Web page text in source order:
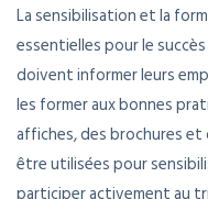
La sensibilisation et la
essentielles pour le
doivent informer leurs
les former aux bonnes
affiches, des brochures
être utilisées pour